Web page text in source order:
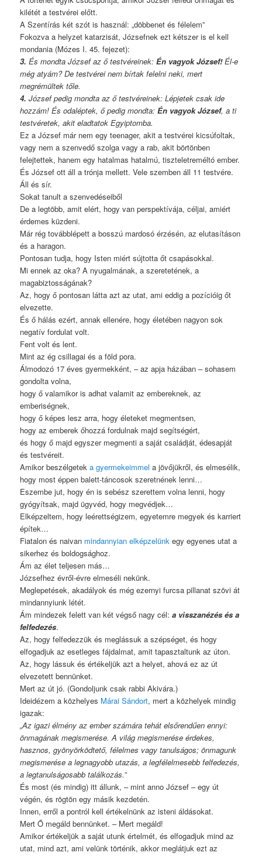
kilétét a testvérei előtt.
A Szentírás két szót is használ: „döbbenet és félelem”
Fokozva a helyzet katarzisát, Józsefnek ezt kétszer is el kell
mondania (Mózes I. 45. fejezet):
3.És mondta József az ő testvéreinek:Én vagyok József!Él-e
még atyám? De testvérei nem bírtak felelni neki, mert
megrémültek tőle.
4.József pedig mondta az ő testvéreinek: Lépjetek csak ide
hozzám! És odaléptek, ő pedig mondta:Én vagyok József, a ti
testvéretek, akit eladtatok Egyiptomba.
Ez a József már nem egy teenager, akit a testvérei kicsúfoltak,
vagy nem a szenvedő szolga vagy a rab, akit börtönben
felejtettek, hanem egy hatalmas hatalmú, tiszteletreméltó ember.
És József ott áll a trónja mellett. Vele szemben áll 11 testvére.
Áll és sír.
Sokat tanult a szenvedéseiből
De a legtöbb, amit elért, hogy van perspektívája, céljai, amiért
érdemes küzdeni.
Már rég továbblépett a bosszú mardosó érzésén, az elutasításon
és a haragon.
Pontosan tudja, hogy Isten miért sújtotta őt csapásokkal.
Mi ennek az oka? A nyugalmának, a szeretetének, a
magabiztosságának?
Az, hogy ő pontosan látta azt az utat, ami eddig a pozícióig őt
elvezette.
És ő hálás ezért, annak ellenére, hogy életében nagyon sok
negatív fordulat volt.
Fent volt és lent.
Mint az ég csillagai és a föld pora.
Álmodozó 17 éves gyermekként, – az apja házában – sohasem
gondolta volna,
hogy ő valamikor is adhat valamit az embereknek, az
emberiségnek,
hogy ő képes lesz arra, hogy életeket megmentsen,
hogy az emberek őhozzá fordulnak majd segítségért,
és hogy ő majd egyszer megmenti a saját családját, édesapját
és testvéreit.
Amikor beszélgeteka gyermekeimmel a jövőjükről, és elmesélik,
hogy most éppen balett-táncosok szeretnének lenni…
Eszembe jut, hogy én is sebész szerettem volna lenni, hogy
gyógyítsak, majd ügyvéd, hogy megvédjek…
Elképzeltem, hogy leérettségizem, egyetemre megyek és karriert
építek…
Fiatalon és naivan mindannyian elképzelünk egy egyenes utat a
sikerhez és boldogsághoz.
Ám az élet teljesen más…
Józsefhez évről-évre elmeséli nekünk.
Meglepetések, akadályok és még ezernyi furcsa pillanat szövi át
mindannyiunk létét.
Ám mindezek felett van két végső nagy cél:a visszanézés és a
felfedezés.
Az, hogy felfedezzük és meglássuk a szépséget, és hogy
elfogadjuk az esetleges fájdalmat, amit tapasztaltunk az úton.
Az, hogy lássuk és értékeljük azt a helyet, ahová ez az út
elvezetett bennünket.
Mert az út jó. (Gondoljunk csak rabbi Akivára.)
Ideidézem a közhelyes Márai Sándort, mert a közhelyek mindig
igazak:
„Az igazi élmény az ember számára tehát elsőrendűen ennyi:
önmagának megismerése. A világ megismerése érdekes,
hasznos, gyönyörködtető, félelmes vagy tanulságos; önmagunk
megismerése a legnagyobb utazás, a legfélelmesebb felfedezés,
a legtanulságosabb találkozás.”
És most (és mindig) itt állunk, – mint anno József – egy út
végén, és rögtön egy másik kezdetén.
Innen, erről a pontról kell értékelnünk az isteni áldásokat.
Mert Ő megáld bennünket. – Mert megáld!
Amikor értékeljük a saját utunk értelmét, és elfogadjuk mind az
utat, mind azt, ami velünk történik, akkor meglátjuk ezt az